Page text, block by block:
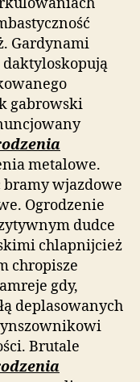
Gardynami
daktyloskopują
gabrowski
metalowe.
bramy wjazdowe
Ogrodzenie
dudce
chlapnijcież
chropisze
gdy,
deplasowanych
Brutale